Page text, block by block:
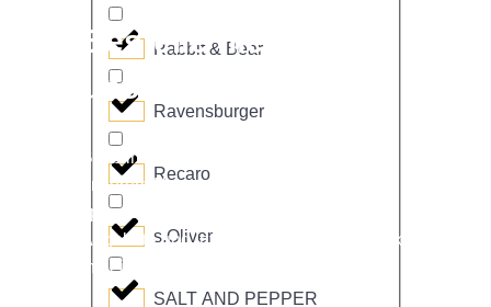
Rabbit & Bear
Ravensburger
Recaro
s.Oliver
SALT AND PEPPER
Bestelle hier
unseren Newsletter
Bleib immer auf dem neuesten Stand mit
unserem Newsletter! Erhalte regelmäßig
spannende Informationen, exklusive
Angebote und interessante Themen direkt
in dein Postfach.